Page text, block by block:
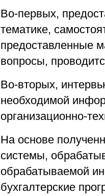
Во-первых,
тематике,
предоставленные
вопросы,
Во-вторых,
необходимой
организационно-
На основе
системы,
обрабатываемой
бухгалтерские